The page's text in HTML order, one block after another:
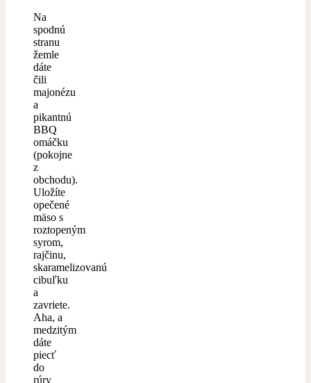
Na
spodnú
stranu
žemle
dáte
čili
majonézu
a
pikantnú
BBQ
omáčku
(pokojne
z
obchodu).
Uložíte
opečené
mäso s
roztopeným
syrom,
rajčinu,
skaramelizovanú
cibuľku
a
zavriete.
Aha, a
medzitým
dáte
piecť
do
rúry